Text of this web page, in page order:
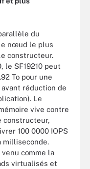
du
nœud le plus
constructeur.
le SF19210 peut
To pour une
réduction de
Le
vive contre
constructeur,
100 0000 IOPS
milliseconde.
comme la
virtualisés et